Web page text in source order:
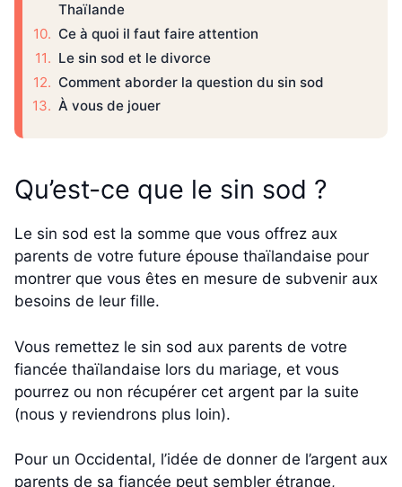
Thaïlande
Ce à quoi il faut faire attention
Le sin sod et le divorce
Comment aborder la question du sin sod
À vous de jouer
Qu’est-ce que le sin sod ?
Le sin sod est la somme que vous offrez aux
parents de votre future épouse thaïlandaise pour
montrer que vous êtes en mesure de subvenir aux
besoins de leur fille.
Vous remettez le sin sod aux parents de votre
fiancée thaïlandaise lors du mariage, et vous
pourrez ou non récupérer cet argent par la suite
(nous y reviendrons plus loin).
Pour un Occidental, l’idée de donner de l’argent aux
parents de sa fiancée peut sembler étrange,